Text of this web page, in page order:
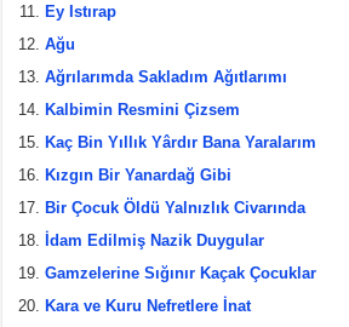
Ey Istırap
Ağu
Ağrılarımda Sakladım Ağıtlarımı
Kalbimin Resmini Çizsem
Kaç Bin Yıllık Yârdır Bana Yaralarım
Kızgın Bir Yanardağ Gibi
Bir Çocuk Öldü Yalnızlık Civarında
İdam Edilmiş Nazik Duygular
Gamzelerine Sığınır Kaçak Çocuklar
Kara ve Kuru Nefretlere İnat